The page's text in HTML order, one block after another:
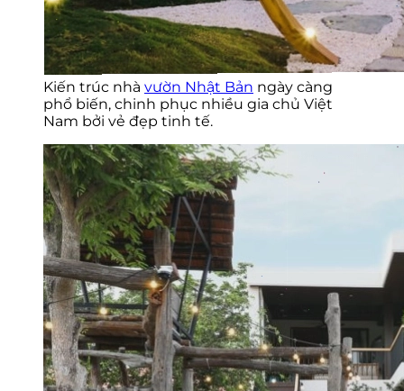
Kiến trúc nhà vườn Nhật Bản ngày càng
phổ biến, chinh phục nhiều gia chủ Việt
Nam bởi vẻ đẹp tinh tế.